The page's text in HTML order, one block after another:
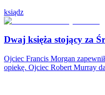
ksiądz
Dwaj księża stojący za
Ojciec Francis Morgan
opiekę. Ojciec Robert Murray